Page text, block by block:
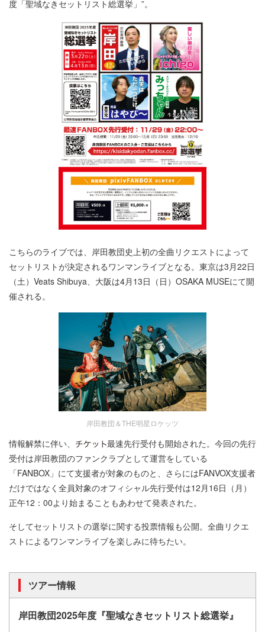
度「聖域なきセットリスト総選挙」”。
こちらのライブでは、岸田教団史上初の全曲リクエストによって
セットリストが決定されるワンマンライブとなる。東京は3月22日
（土）Veats Shibuya、大阪は4月13日（日）OSAKA MUSEにて開
催される。
岸田教団＆THE明星ロケッツ
情報解禁に伴い、
最速先行受付も開始された。今回の先行
受付は岸田教団のファンクラブとして運営をしている
「FANBOX」にて支援者が対象のものと、さらにはFANVOX支援者
だけではなく全員対象のオフィシャル先行受付は12月16日（月）
正午12：00より始まることもあわせて発表された。
そしてセットリストの選挙に関する投票情報も公開。全曲リクエ
ストによるワンマンライブを楽しみに待ちたい。
ツアー情報
岸田教団2025年度『聖域なきセットリスト総選挙』